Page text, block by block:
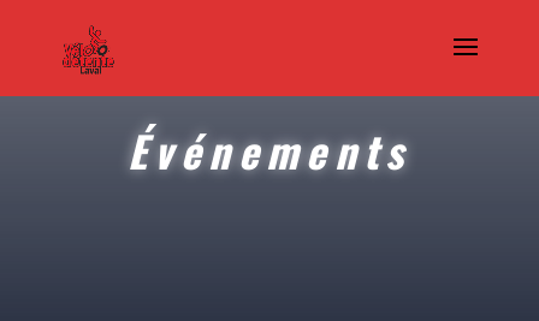
Événements